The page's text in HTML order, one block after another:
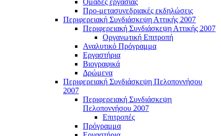
Ομάδες εργασίας
Προ-μετασυνεδριακές εκδηλώσεις
Περιφερειακή Συνδιάσκεψη Αττικής 2007
Περιφερειακή Συνδιάσκεψη Αττικής 2007
Οργανωτική Επιτροπή
Αναλυτικό Πρόγραμμα
Εργαστήρια
Βιογραφικά
Δρώμενα
Περιφερειακή Συνδιάσκεψη Πελοποννήσου
2007
Περιφερειακή Συνδιάσκεψη
Πελοποννήσου 2007
Επιτροπές
Πρόγραμμα